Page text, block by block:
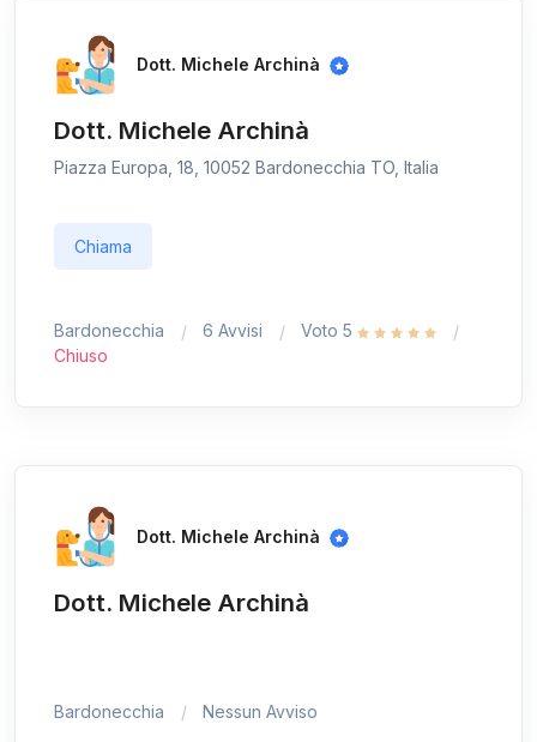
Dott. Michele Archinà
Dott. Michele Archinà
Piazza Europa, 18, 10052 Bardonecchia TO, Italia
Chiama
Bardonecchia 6 Avvisi
Voto 5
Chiuso
Dott. Michele Archinà
Dott. Michele Archinà
Bardonecchia Nessun Avviso